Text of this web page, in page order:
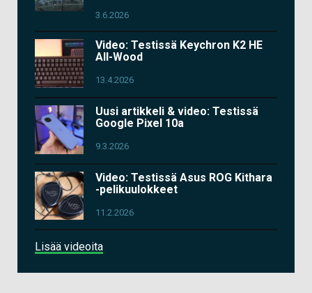
3.6.2026
Video: Testissä Keychron K2 HE
All-Wood
13.4.2026
Uusi artikkeli & video: Testissä
Google Pixel 10a
9.3.2026
Video: Testissä Asus ROG Kithara
-pelikuulokkeet
11.2.2026
Lisää videoita